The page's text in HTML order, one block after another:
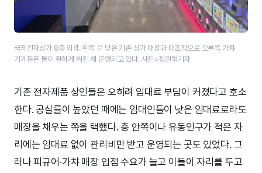
국제전자상가 8층 외곽. 왼쪽 문 닫은 기존 상가 매장과 대조적으로 오른쪽 가챠
기계들은 불이 환하게 켜진 채 운영되고 있다. 사진=정원혁기자
기존 전자제품 상인들은 오히려 임대료 부담이 커졌다고 호소
한다. 공실률이 높았던 때에는 임대인들이 낮은 임대료로라도
매장을 채우는 쪽을 택했다. 층 안쪽이나 유동인구가 적은 자
리에는 임대료 없이 관리비만 받고 운영되는 곳도 있었다. 그
러나 피규어·가챠 매장 입점 수요가 늘고 이들이 자리를 두고